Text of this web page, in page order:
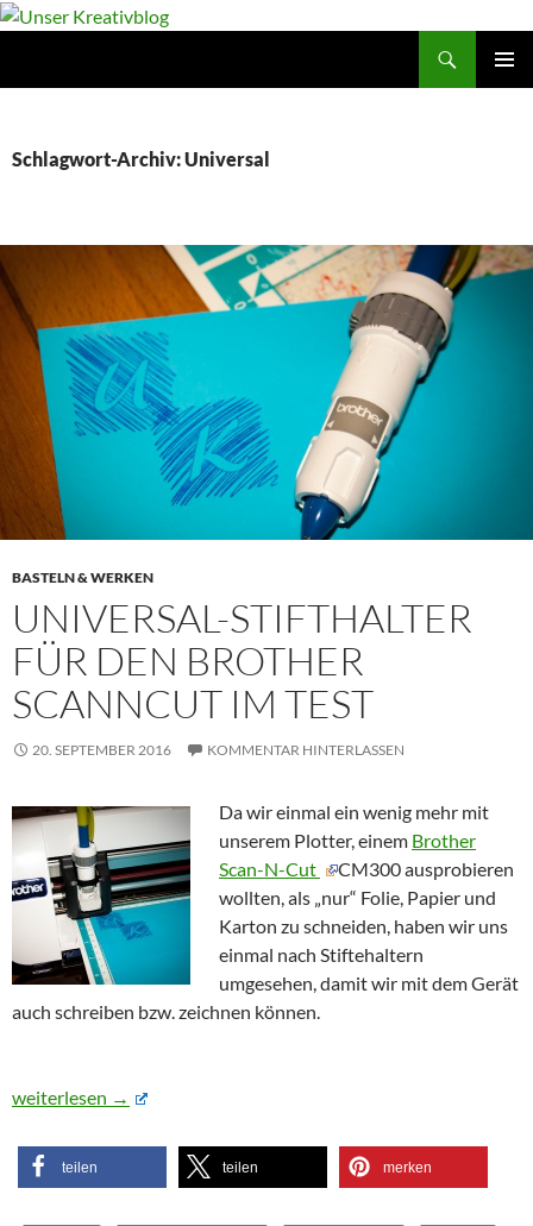
Schlagwort-Archiv: Universal
BASTELN & WERKEN
UNIVERSAL-STIFTHALTER
FÜR DEN BROTHER
SCANNCUT IM TEST
20. SEPTEMBER 2016 KOMMENTAR HINTERLASSEN
Da wir einmal ein wenig mehr mit
unserem Plotter, einem Brother
Scan-N-Cut
CM300 ausprobieren
wollten, als „nur“ Folie, Papier und
Karton zu schneiden, haben wir uns
einmal nach Stiftehaltern
umgesehen, damit wir mit dem Gerät
auch schreiben bzw. zeichnen können.
Universal-Stifthalter für den Brother ScanNCut im Test
weiterlesen →
teilen teilen merken